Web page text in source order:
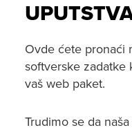
Ovde ćete pronaći
softverske zadatke
vaš web paket.
Trudimo se da